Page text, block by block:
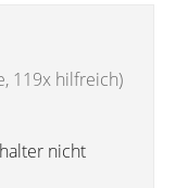
119x hilfreich)
nicht